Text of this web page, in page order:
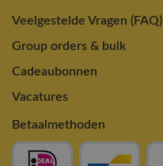
Veelgestelde Vragen (FAQ)
Group orders & bulk
Cadeaubonnen
Vacatures
Betaalmethoden